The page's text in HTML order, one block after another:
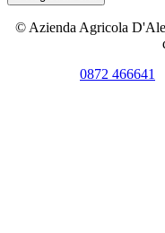
© Azienda Agricola
0872 466641